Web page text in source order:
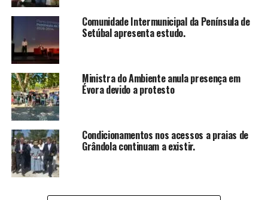
Comunidade Intermunicipal da Península de
Setúbal apresenta estudo.
Ministra do Ambiente anula presença em
Évora devido a protesto
Condicionamentos nos acessos a praias de
Grândola continuam a existir.